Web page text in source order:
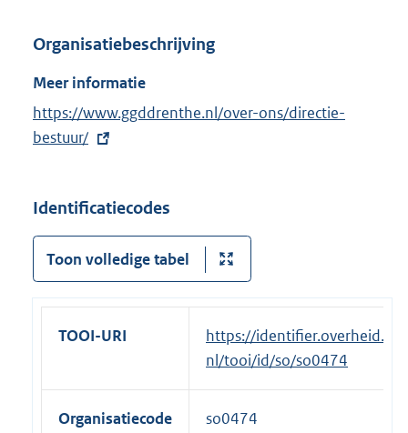
e
e
l
k
Organisatiebeschrijving
Meer informatie
E
x
r
n
l
https://www.ggddrenthe.nl/over-ons/directie-
bestuur/
Identificatiecodes
Toon volledige tabel
TOOI-URI
https://identifier.overheid.
nl/tooi/id/so/so0474
Organisatiecode so0474